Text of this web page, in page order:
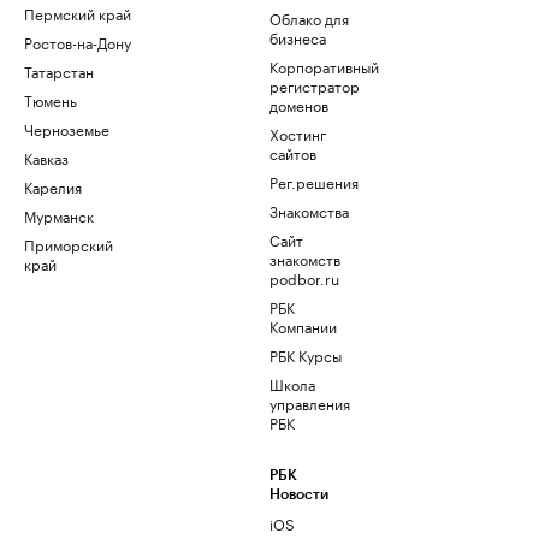
Пермский край
Ростов-на-Дону
Татарстан
Тюмень
Черноземье
Кавказ
Карелия
Мурманск
Приморский
край
Облако для
бизнеса
Корпоративный
регистратор
доменов
Хостинг
сайтов
Рег.решения
Знакомства
Сайт
знакомств
podbor.ru
РБК
Компании
РБК Курсы
Школа
управления
РБК
РБК
Новости
iOS